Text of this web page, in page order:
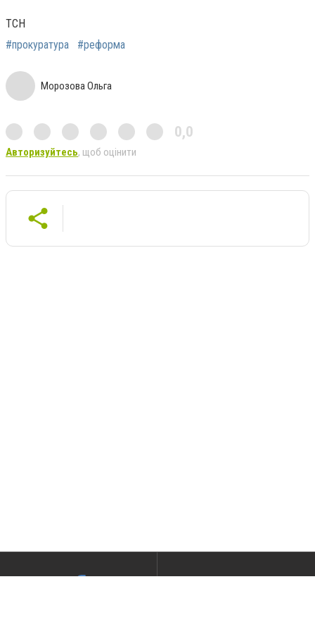
ТСН
#прокуратура
#реформа
Морозова Ольга
0,0
Авторизуйтесь, щоб оцінити